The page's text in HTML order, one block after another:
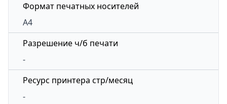
Формат печатных носителей
A4
Разрешение ч/б печати
-
Ресурс принтера стр/месяц
-